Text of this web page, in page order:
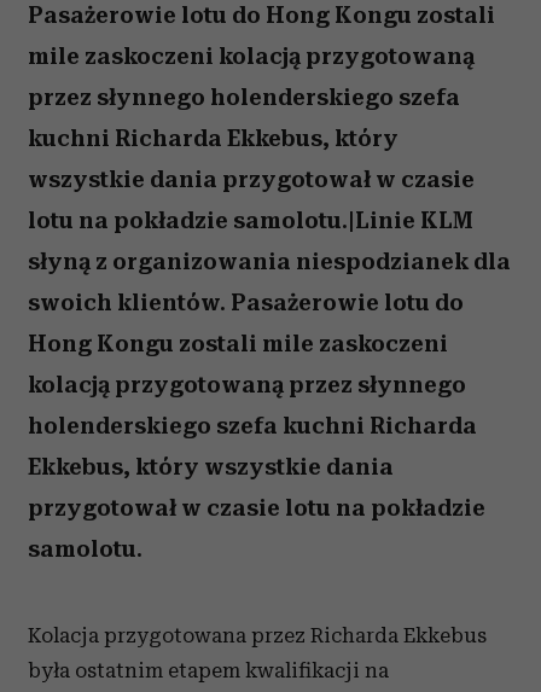
Pasażerowie lotu do Hong Kongu zostali
mile zaskoczeni kolacją przygotowaną
przez słynnego holenderskiego szefa
kuchni Richarda Ekkebus, który
wszystkie dania przygotował w czasie
lotu na pokładzie samolotu.|Linie KLM
słyną z organizowania niespodzianek dla
swoich klientów. Pasażerowie lotu do
Hong Kongu zostali mile zaskoczeni
kolacją przygotowaną przez słynnego
holenderskiego szefa kuchni Richarda
Ekkebus, który wszystkie dania
przygotował w czasie lotu na pokładzie
samolotu.
Kolacja przygotowana przez Richarda Ekkebus
była ostatnim etapem kwalifikacji na